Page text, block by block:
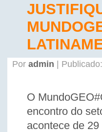
Por admin |
O
encontro do
acontece de